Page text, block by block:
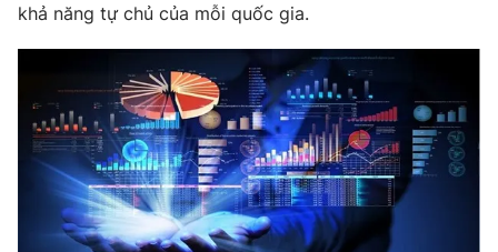
khả năng tự chủ của mỗi quốc gia.